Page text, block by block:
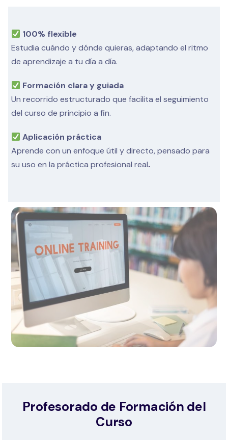
100% flexible
Estudia cuándo y dónde quieras, adaptando el ritmo
de aprendizaje a tu día a día.
Formación clara y guiada
Un recorrido estructurado que facilita el seguimiento
del curso de principio a fin.
Aplicación práctica
Aprende con un enfoque útil y directo, pensado para
su uso en la práctica profesional real.
Profesorado de Formación del
Curso